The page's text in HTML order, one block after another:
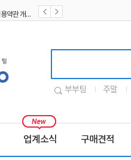
부부팀 주말
업계소식 구매견적